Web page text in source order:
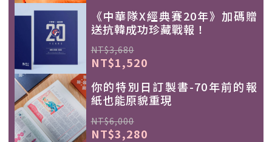
《中華隊X經典賽20年》加碼贈
送抗韓成功珍藏戰報！
NT$3,680
NT$1,520
你的特別日訂製書-70年前的報
紙也能原貌重現
NT$6,000
NT$3,280